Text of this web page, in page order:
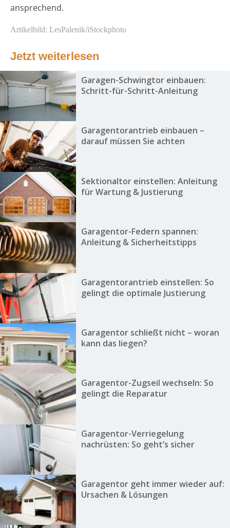
ansprechend.
Artikelbild: LesPalenik/iStockphoto
Jetzt weiterlesen
Garagen-Schwingtor einbauen:
Schritt-für-Schritt-Anleitung
Garagentorantrieb einbauen –
darauf müssen Sie achten
Sektionaltor einstellen: Anleitung
für Wartung & Justierung
Garagentor-Federn spannen:
Anleitung & Sicherheitstipps
Garagentorantrieb einstellen: So
gelingt die optimale Justierung
Garagentor schließt nicht – woran
kann das liegen?
Garagentor-Zugseil wechseln: So
gelingt die Reparatur
Garagentor-Verriegelung
nachrüsten: So geht’s sicher
Garagentor geht immer wieder auf:
Ursachen & Lösungen